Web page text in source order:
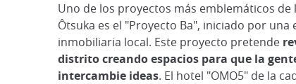
Uno de los proyectos más emblemáticos de
Ôtsuka es el "Proyecto Ba", iniciado por una
inmobiliaria local. Este proyecto pretende
distrito creando espacios para que la
intercambie ideas. El hotel "OMO5" de la